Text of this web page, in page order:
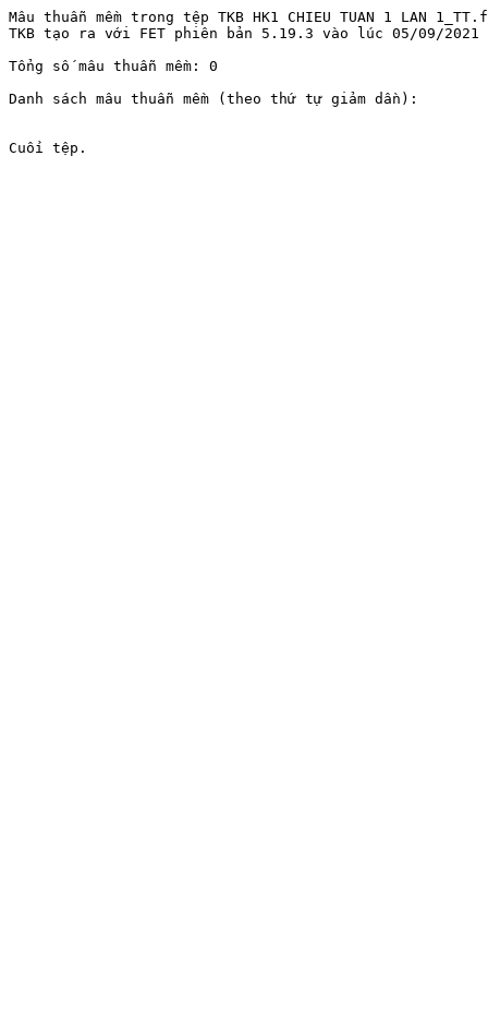
Mâu thuẫn mềm trong tệp TKB HK1 CHIEU TUAN 1 LAN
TKB tạo ra với FET phiên bản 5.19.3 vào lúc 05/09/2021
Tổng số mâu thuẫn mềm: 0
Danh sách mâu thuẫn mềm (theo thứ tự giảm dần):